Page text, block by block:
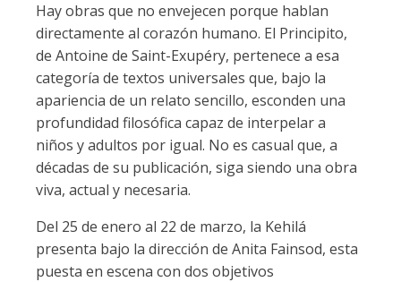
Hay obras que no envejecen porque hablan
directamente al corazón humano. El Principito,
de Antoine de Saint-Exupéry, pertenece a esa
categoría de textos universales que, bajo la
apariencia de un relato sencillo, esconden una
profundidad filosófica capaz de interpelar a
niños y adultos por igual. No es casual que, a
décadas de su publicación, siga siendo una obra
viva, actual y necesaria.
Del 25 de enero al 22 de marzo, la Kehilá
presenta bajo la dirección de Anita Fainsod, esta
puesta en escena con dos objetivos